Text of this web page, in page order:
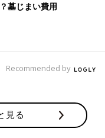
墓じまい費用
Recommended by
見る